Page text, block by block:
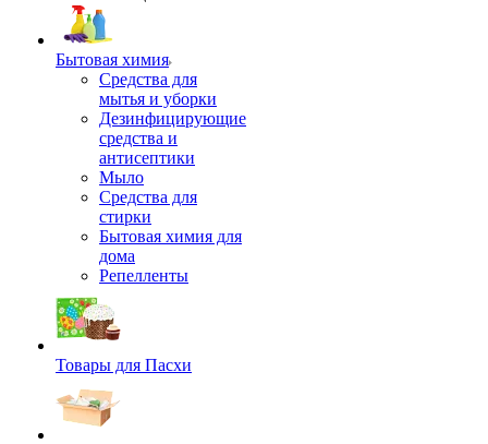
Бытовая химия
Средства для
мытья и уборки
Дезинфицирующие
средства и
антисептики
Мыло
Средства для
стирки
Бытовая химия для
дома
Репелленты
Товары для Пасхи